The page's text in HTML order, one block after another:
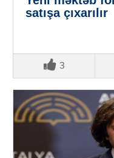
satışa çıxarılır
3